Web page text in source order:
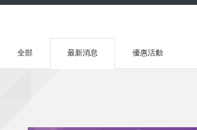
全部 最新消息 優惠活動